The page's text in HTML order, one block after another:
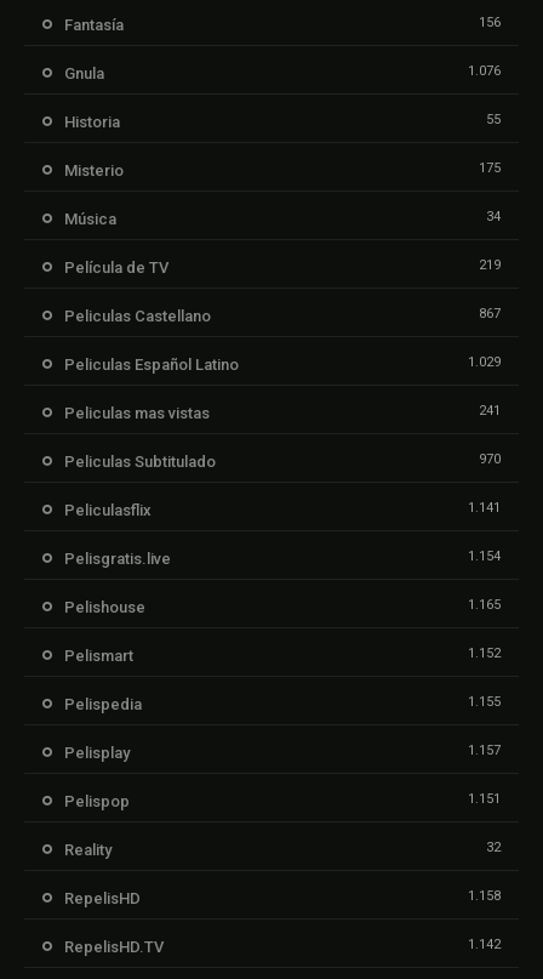
Fantasía 156
Gnula 1.076
Historia 55
Misterio 175
Música 34
Película de TV 219
Peliculas Castellano 867
Peliculas Español Latino 1.029
Peliculas mas vistas 241
Peliculas Subtitulado 970
Peliculasflix 1.141
Pelisgratis.live 1.154
Pelishouse 1.165
Pelismart 1.152
Pelispedia 1.155
Pelisplay 1.157
Pelispop 1.151
Reality 32
RepelisHD 1.158
RepelisHD.TV 1.142